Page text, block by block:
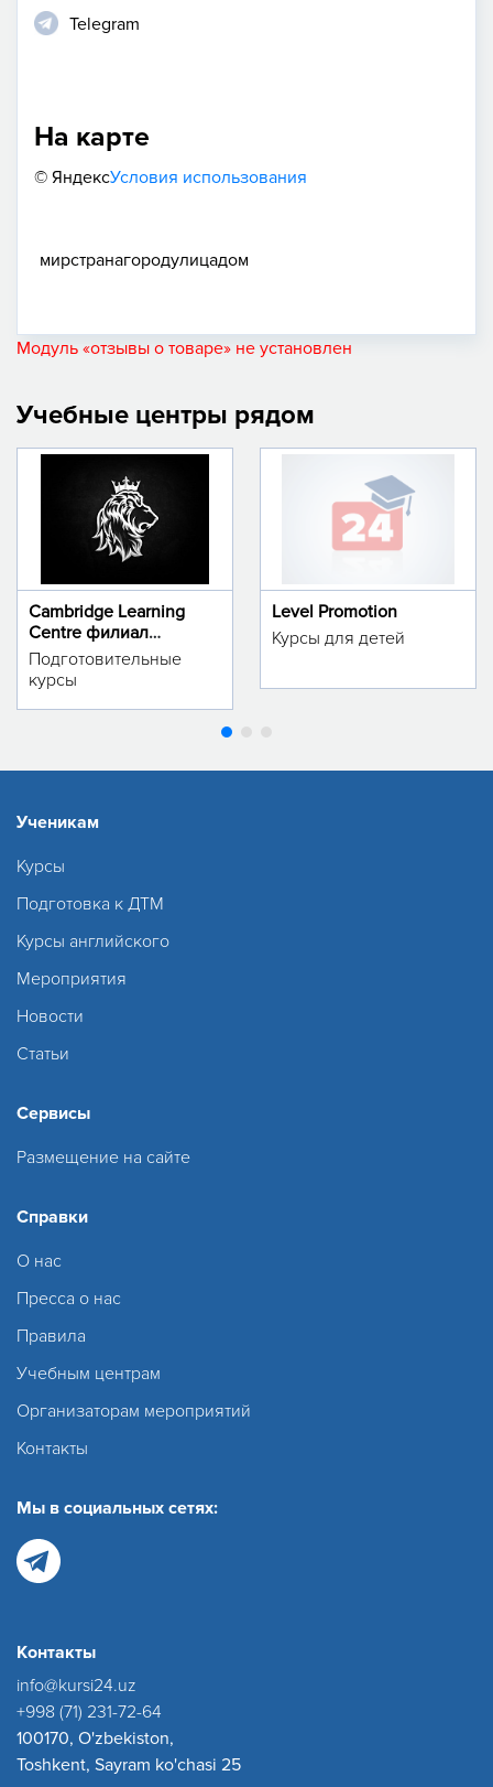
Telegram
На карте
© ЯндексУсловия использования
мирстранагородулицадом
Модуль «отзывы о товаре» не установлен
Учебные центры рядом
Cambridge Learning
Centre филиал
м.Тинчлик
Подготовительные
курсы
Level Promotion
Курсы для детей
Ученикам
Курсы
Подготовка к ДТМ
Курсы английского
Мероприятия
Новости
Статьи
Сервисы
Размещение на сайте
Справки
О нас
Пресса о нас
Правила
Учебным центрам
Организаторам мероприятий
Контакты
Мы в социальных сетях:
Контакты
info@kursi24.uz
+998 (71) 231-72-64
100170, O'zbekiston,
Toshkent, Sayram ko'chasi 25